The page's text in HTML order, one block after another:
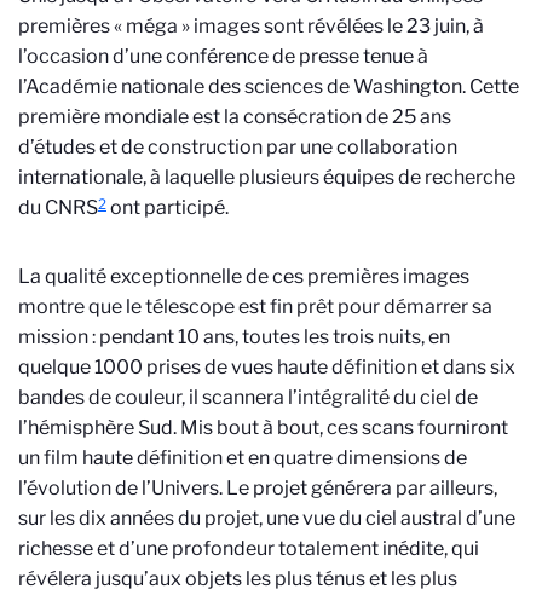
premières « méga » images sont révélées le 23 juin, à
l’occasion d’une conférence de presse tenue à
l’Académie nationale des sciences de Washington. Cette
première mondiale est la consécration de 25 ans
d’études et de construction par une collaboration
internationale, à laquelle plusieurs équipes de recherche
du CNRS2 ont participé.
La qualité exceptionnelle de ces premières images
montre que le télescope est fin prêt pour démarrer sa
mission : pendant 10 ans, toutes les trois nuits, en
quelque 1000 prises de vues haute définition et dans six
bandes de couleur, il scannera l’intégralité du ciel de
l’hémisphère Sud. Mis bout à bout, ces scans fourniront
un film haute définition et en quatre dimensions de
l’évolution de l’Univers. Le projet générera par ailleurs,
sur les dix années du projet, une vue du ciel austral d’une
richesse et d’une profondeur totalement inédite, qui
révélera jusqu’aux objets les plus ténus et les plus